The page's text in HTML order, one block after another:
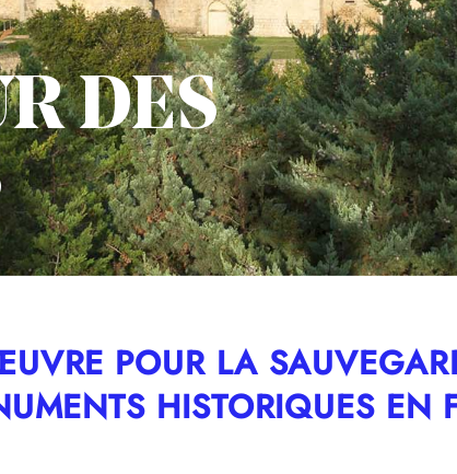
DES
POUR LA
HISTORIQUES EN